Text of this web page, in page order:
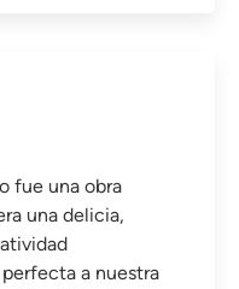
fue una obra
una delicia,
a nuestra